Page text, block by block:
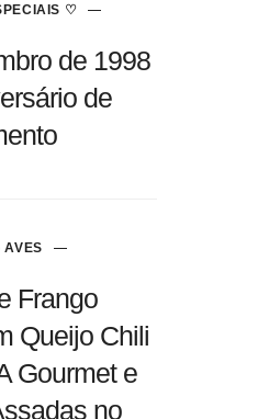
♡
de 1998
de
AVES
Frango
Queijo Chili
Gourmet e
no